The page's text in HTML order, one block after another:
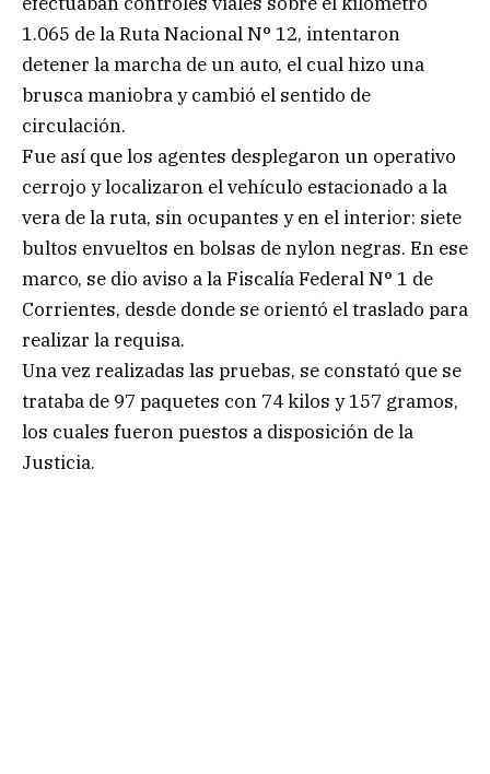
1.065 de la Ruta Nacional N° 12, intentaron
detener la marcha de un auto, el cual hizo una
brusca maniobra y cambió el sentido de
circulación.
Fue así que los agentes desplegaron un operativo
cerrojo y localizaron el vehículo estacionado a la
vera de la ruta, sin ocupantes y en el interior: siete
bultos envueltos en bolsas de nylon negras. En ese
marco, se dio aviso a la Fiscalía Federal N° 1 de
Corrientes, desde donde se orientó el traslado para
realizar la requisa.
Una vez realizadas las pruebas, se constató que se
trataba de 97 paquetes con 74 kilos y 157 gramos,
los cuales fueron puestos a disposición de la
Justicia.